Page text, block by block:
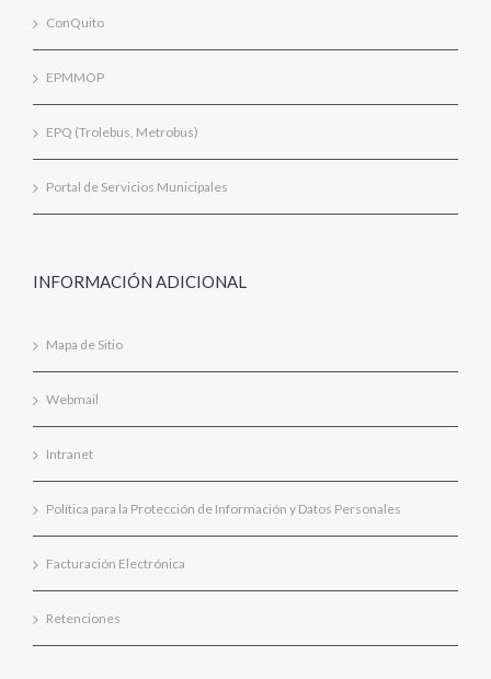
ConQuito
EPMMOP
EPQ (Trolebus, Metrobus)
Portal de Servicios Municipales
INFORMACIÓN ADICIONAL
Mapa de Sitio
Webmail
Intranet
Política para la Protección de Información y Datos Personales
Facturación Electrónica
Retenciones